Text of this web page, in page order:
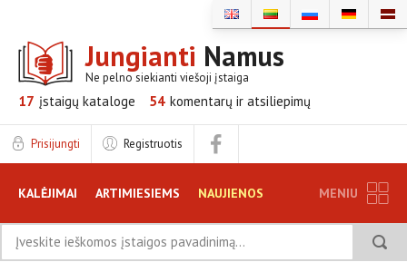
Jungianti Namus
Ne pelno siekianti viešoji įstaiga
17 įstaigų kataloge 54 komentarų ir atsiliepimų
Prisijungti Registruotis
KALĖJIMAI ARTIMIESIEMS NAUJIENOS
TINKLARAŠTIS DUK DISKUSIJOS
MENIU